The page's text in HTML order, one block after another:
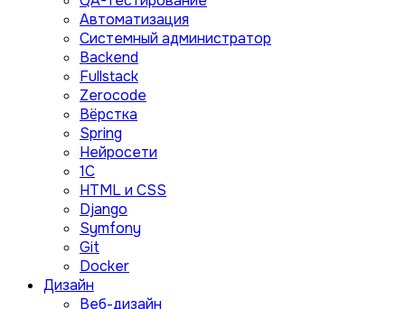
Автоматизация
Системный администратор
Backend
Fullstack
Zerocode
Вёрстка
Spring
Нейросети
1C
HTML и CSS
Django
Symfony
Git
Docker
Дизайн
Веб-дизайн